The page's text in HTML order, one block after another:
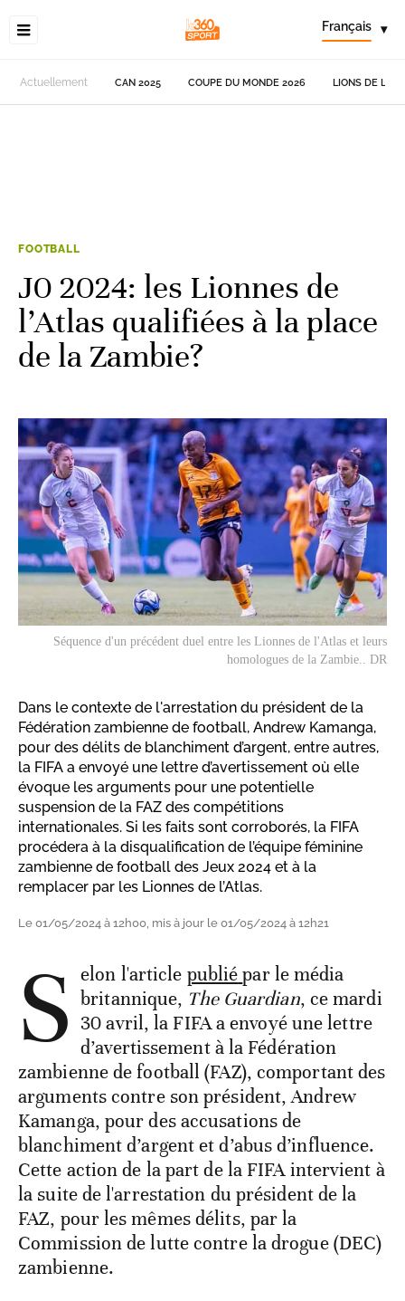
Français ▾
Actuellement CAN 2025 COUPE DU MONDE 2026 LIONS DE
FOOTBALL
J0 2024: les Lionnes de
l’Atlas qualifiées à la place
de la Zambie?
Séquence d'un précédent duel entre les Lionnes de l'Atlas et leurs
homologues de la Zambie.. DR
Dans le contexte de l'arrestation du président de la
Fédération zambienne de football, Andrew Kamanga,
pour des délits de blanchiment d’argent, entre autres,
la FIFA a envoyé une lettre d’avertissement où elle
évoque les arguments pour une potentielle
suspension de la FAZ des compétitions
internationales. Si les faits sont corroborés, la FIFA
procédera à la disqualification de l’équipe féminine
zambienne de football des Jeux 2024 et à la
remplacer par les Lionnes de l’Atlas.
Le 01/05/2024 à 12h00, mis à jour le 01/05/2024 à 12h21
S elon l'article publié par le média
britannique, The Guardian, ce mardi
30 avril, la FIFA a envoyé une lettre
d’avertissement à la Fédération
zambienne de football (FAZ), comportant des
arguments contre son président, Andrew
Kamanga, pour des accusations de
blanchiment d’argent et d’abus d’influence.
Cette action de la part de la FIFA intervient à
la suite de l'arrestation du président de la
FAZ, pour les mêmes délits, par la
Commission de lutte contre la drogue (DEC)
zambienne.